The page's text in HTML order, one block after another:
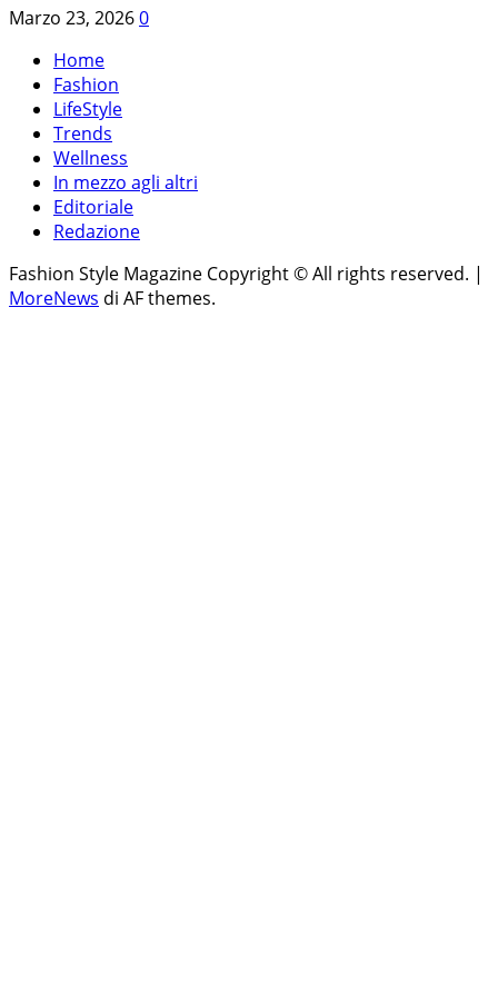
Marzo 23, 20260
Home
Fashion
LifeStyle
Trends
Wellness
In mezzo agli altri
Editoriale
Redazione
Fashion Style Magazine Copyright © All rights reserved. |
MoreNews di AF themes.